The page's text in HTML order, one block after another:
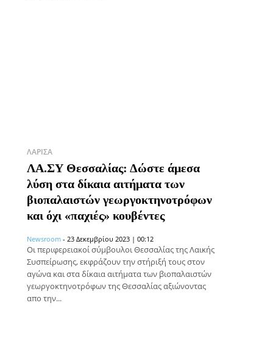
ΛΆΡΙΣΑ
ΛΑ.ΣΥ Θεσσαλίας: Δώστε άμεσα
λύση στα δίκαια αιτήματα των
βιοπαλαιστών γεωργοκτηνοτρόφων
και όχι «παχιές» κουβέντες
Newsroom - 23 Δεκεμβρίου 2023 | 00:12
Οι περιφερειακοί σύμβουλοι Θεσσαλίας της Λαικής
Συσπείρωσης, εκφράζουν την στήριξή τους στον
αγώνα και στα δίκαια αιτήματα των βιοπαλαιστών
γεωργοκτηνοτρόφων της Θεσσαλίας αξιώνοντας
απο την...